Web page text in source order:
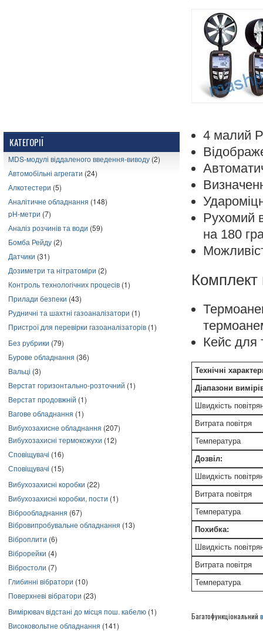
КАТЕГОРІЇ
MDS-модулі віддаленого введення-виводу (2)
Автомобільні агрегати (24)
Алкотестери (5)
Аналітичне обладнання (148)
pH-метри (7)
Аналіз розчинів та води (59)
Бомба Рейду (2)
Датчики (31)
Дозиметри та нітратоміри (2)
Контроль технологічних процесів (1)
Прилади безпеки (43)
Рудничні та шахтні газоаналізатори (1)
Пристрої для перевірки газоаналізаторів (1)
Без рубрики (79)
Бурове обладнання (36)
Вальці (3)
Верстат горизонтально-розточний (1)
Верстат продовжній (1)
Вагове обладнання (1)
Вибухозахисне обладнання (207)
Вибухозахисні термокожухи (12)
Сповіщувачі (16)
Сповіщувачі (15)
Вибухозахисні коробки (22)
Вибухозахисні коробки, пости (1)
Віброобладнання (67)
Вібровипробувальне обладнання (13)
Віброплити (6)
Віброрейки (4)
Вібростоли (7)
Глибинні вібратори (10)
Поверхневі вібратори (23)
Вимірювач відстані до місця пош. кабелю (1)
Високовольтне обладнання (141)
4 малий
Рухомий
на 180
Комплект
Кейс для
Технічні
Діапазони
Швидкість
Витрата повітря
Температура
Дозвіл:
Швидкість
Витрата повітря
Температура
Похибка:
Швидкість
Витрата повітря
Температура
Багатофункціональний